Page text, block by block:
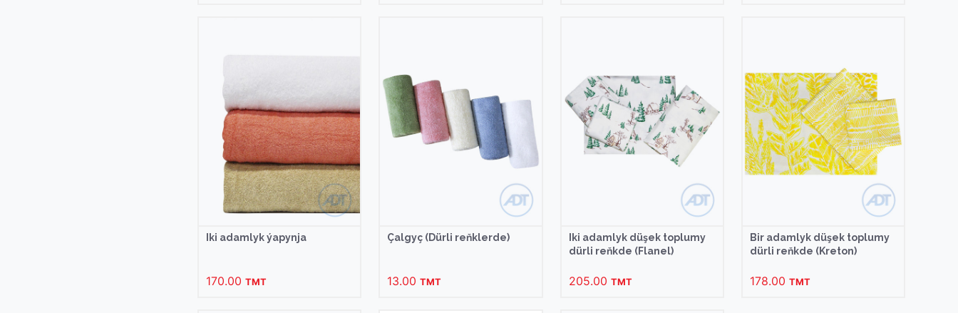
Iki adamlyk ýapynja
170.00TMT
Çalgyç (Dürli reňklerde)
13.00TMT
Iki adamlyk düşek toplumy
dürli reňkde (Flanel)
205.00 TMT
Bir adamlyk düşek toplumy
dürli reňkde (Kreton)
178.00 TMT